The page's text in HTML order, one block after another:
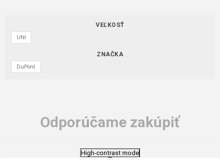
VEĽKOSŤ
UNI
ZNAČKA
DuPont
Odporúčame zakúpiť
High-contrast mode